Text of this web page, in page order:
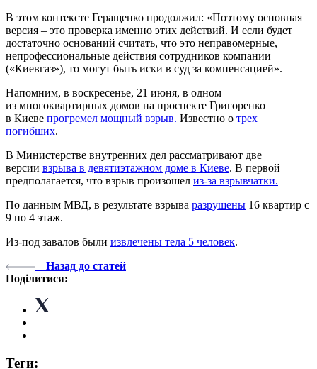
В этом контексте Геращенко продолжил: «Поэтому основная
версия – это проверка именно этих действий. И если будет
достаточно оснований считать, что это неправомерные,
непрофессиональные действия сотрудников компании
(«Киевгаз»), то могут быть иски в суд за компенсацией».
Напомним, в воскресенье, 21 июня, в одном
из многоквартирных домов на проспекте Григоренко
в Киеве прогремел мощный взрыв. Известно о трех
погибших.
В Министерстве внутренних дел рассматривают две
версии взрыва в девятиэтажном доме в Киеве. В первой
предполагается, что взрыв произошел из-за взрывчатки.
По данным МВД, в результате взрыва разрушены 16 квартир с
9 по 4 этаж.
Из-под завалов были извлечены тела 5 человек.
Назад до статей
Поділитися:
Теги: